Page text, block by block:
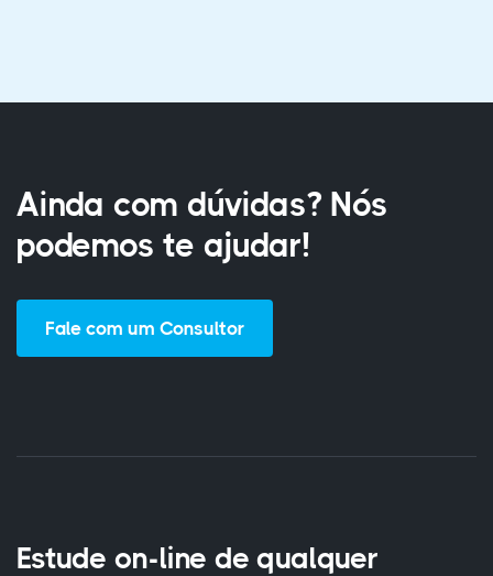
Ainda com dúvidas? Nós
podemos te ajudar!
Fale com um Consultor
Estude on-line de qualquer